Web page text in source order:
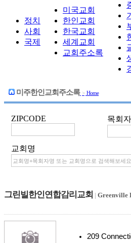
정치
사회
국제
미국교회
한인교회
한국교회
세계교회
교회주소록
미주한인교회주소록 > Home
ZIPCODE 목회
교회명
그린빌한인연합감리교회 | Greenville
209